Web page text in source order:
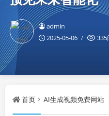
admin
2025-05-06
335
首页 AI生成视频免费网站